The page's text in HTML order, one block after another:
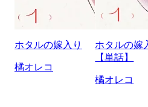
ホタルの嫁入り
橘オレコ
ホタルの嫁
【単話】
橘オレコ